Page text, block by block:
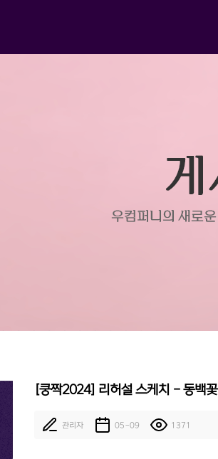
[쿵짝2024] 리허설 스케치 - 동백꽃
관리자 05-09 1371